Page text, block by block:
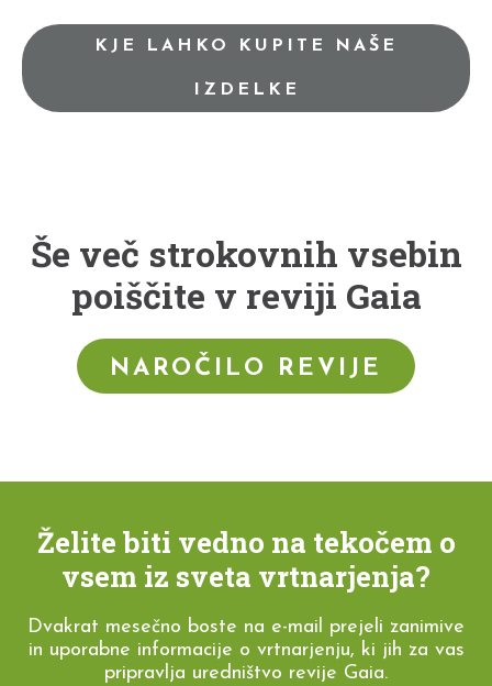
KJE LAHKO KUPITE NAŠE
IZDELKE
Še več strokovnih vsebin
poiščite v reviji Gaia
NAROČILO REVIJE
Želite biti vedno na tekočem o
vsem iz sveta vrtnarjenja?
Dvakrat mesečno boste na e-mail prejeli zanimive
in uporabne informacije o vrtnarjenju, ki jih za vas
pripravlja uredništvo revije Gaia.